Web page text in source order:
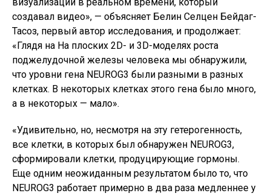
создавал видео», — объясняет Белин Селцен Бейдаг-
Тасоз, первый автор исследования, и продолжает:
«Глядя на На плоских 2D- и 3D-моделях роста
поджелудочной железы человека мы обнаружили,
что уровни гена NEUROG3 были разными в разных
клетках. В некоторых клетках этого гена было много,
а в некоторых — мало».
«Удивительно, но, несмотря на эту гетерогенность,
все клетки, в которых был обнаружен NEUROG3,
сформировали клетки, продуцирующие гормоны.
Еще одним неожиданным результатом было то, что
NEUROG3 работает примерно в два раза медленнее у